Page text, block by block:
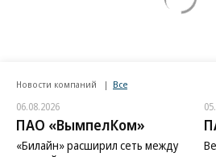
Новости компаний Все
06.08.2026
ПАО «ВымпелКом»
«Билайн» расширил сеть между